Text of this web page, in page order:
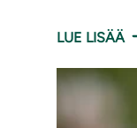
LUE LISÄÄ